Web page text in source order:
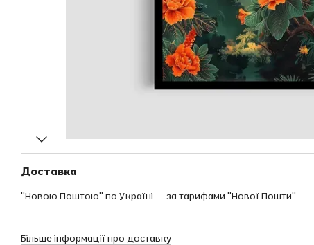
Доставка
"Новою Поштою" по Україні — за тарифами "Нової Пошти".
Більше інформації про доставку